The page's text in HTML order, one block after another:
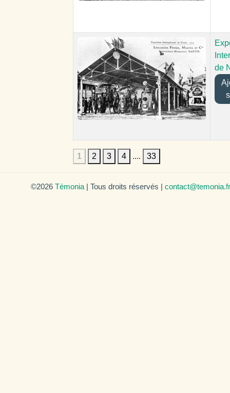
de
1 2 3 4 .... 33
©2026 Témonia | Tous droits réservés | contact@temonia.fr